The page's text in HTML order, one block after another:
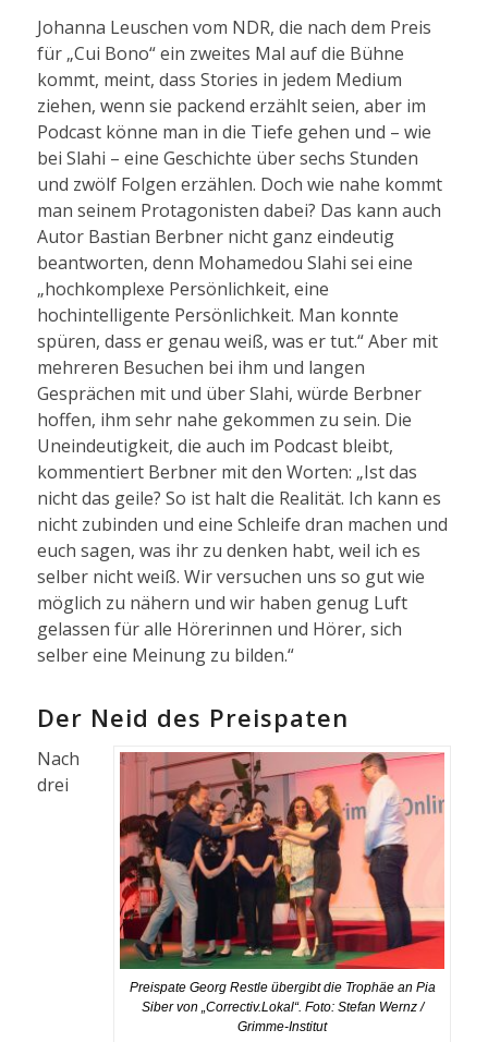
Johanna Leuschen vom NDR, die nach dem Preis
für „Cui Bono“ ein zweites Mal auf die Bühne
kommt, meint, dass Stories in jedem Medium
ziehen, wenn sie packend erzählt seien, aber im
Podcast könne man in die Tiefe gehen und – wie
bei Slahi – eine Geschichte über sechs Stunden
und zwölf Folgen erzählen. Doch wie nahe kommt
man seinem Protagonisten dabei? Das kann auch
Autor Bastian Berbner nicht ganz eindeutig
beantworten, denn Mohamedou Slahi sei eine
„hochkomplexe Persönlichkeit, eine
hochintelligente Persönlichkeit. Man konnte
spüren, dass er genau weiß, was er tut.“ Aber mit
mehreren Besuchen bei ihm und langen
Gesprächen mit und über Slahi, würde Berbner
hoffen, ihm sehr nahe gekommen zu sein. Die
Uneindeutigkeit, die auch im Podcast bleibt,
kommentiert Berbner mit den Worten: „Ist das
nicht das geile? So ist halt die Realität. Ich kann es
nicht zubinden und eine Schleife dran machen und
euch sagen, was ihr zu denken habt, weil ich es
selber nicht weiß. Wir versuchen uns so gut wie
möglich zu nähern und wir haben genug Luft
gelassen für alle Hörerinnen und Hörer, sich
selber eine Meinung zu bilden.“
Der Neid des Preispaten
Preispate Georg Restle übergibt die Trophäe an Pia
Siber von „Correctiv.Lokal“. Foto: Stefan Wernz /
Grimme-Institut
Nach
drei